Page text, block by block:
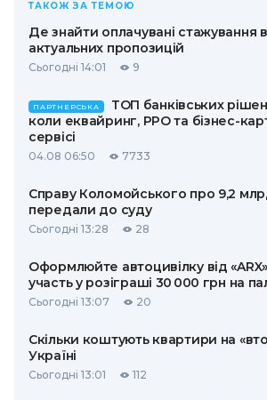
ТАКОЖ ЗА ТЕМОЮ
Де знайти оплачувані стажування в
актуальних пропозицій
Сьогодні 14:01 9
ПАРТНЕРСЬКА
ТОП банківських
коли еквайринг, РРО та бізнес-
сервісі
04.08 06:50 7733
Справу Коломойського про 9,2
передали до суду
Сьогодні 13:28 28
Оформлюйте автоцивілку від
участь у розіграші 30 000 грн на
Сьогодні 13:07 20
Скільки коштують квартири на
Україні
Сьогодні 13:01 112